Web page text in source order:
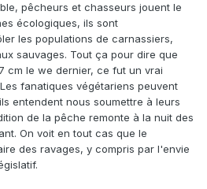
pêcheurs et chasseurs jouent le
écologiques, ils sont
les populations de carnassiers,
sauvages. Tout ça pour dire que
cm le we dernier, ce fut un vrai
fanatiques végétariens peuvent
entendent nous soumettre à leurs
de la pêche remonte à la nuit des
On voit en tout cas que le
des ravages, y compris par l'envie